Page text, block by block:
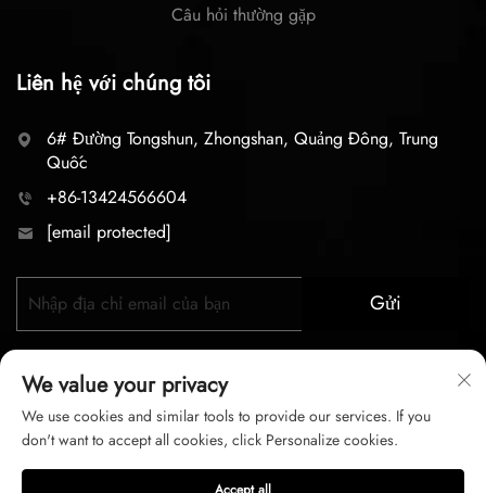
Câu hỏi thường gặp
Liên hệ với chúng tôi
6# Đường Tongshun, Zhongshan, Quảng Đông, Trung
Quốc
+86-13424566604
[email protected]
Gửi
Bản quyền © 2026 zhongshan LC lighting Co.,LTD. Mọi
We value your privacy
We use cookies and similar tools to provide our services. If you
don't want to accept all cookies, click Personalize cookies.